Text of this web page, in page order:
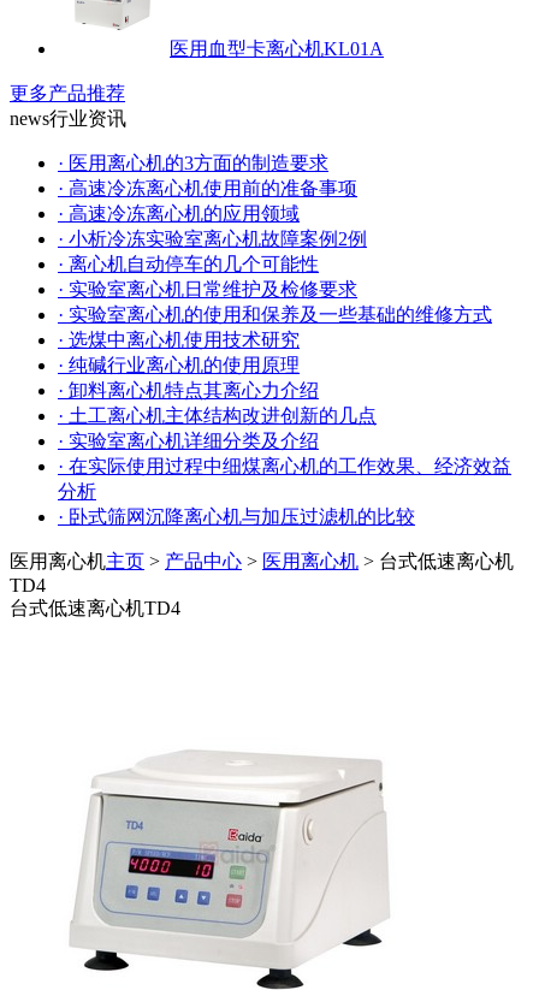
医用血型卡离心机KL01A
更多产品推荐
news行业资讯
· 医用离心机的3方面的制造要求
· 高速冷冻离心机使用前的准备事项
· 高速冷冻离心机的应用领域
· 小析冷冻实验室离心机故障案例2例
· 离心机自动停车的几个可能性
· 实验室离心机日常维护及检修要求
· 实验室离心机的使用和保养及一些基础的维修方式
· 选煤中离心机使用技术研究
· 纯碱行业离心机的使用原理
· 卸料离心机特点其离心力介绍
· 土工离心机主体结构改进创新的几点
· 实验室离心机详细分类及介绍
· 在实际使用过程中细煤离心机的工作效果、经济效益
分析
· 卧式筛网沉降离心机与加压过滤机的比较
医用离心机主页 > 产品中心 > 医用离心机 > 台式低速离心机
TD4
台式低速离心机TD4